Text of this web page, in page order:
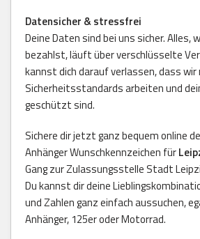
Datensicher & stressfrei
Deine Daten sind bei uns sicher. Alles,
bezahlst, läuft über verschlüsselte
kannst dich darauf verlassen, dass
Sicherheitsstandards arbeiten und
geschützt sind.
Sichere dir jetzt ganz bequem online
Anhänger Wunschkennzeichen für
Gang zur Zulassungsstelle Stadt
Du kannst dir deine
und Zahlen ganz einfach aussuchen,
Anhänger, 125er oder Motorrad.